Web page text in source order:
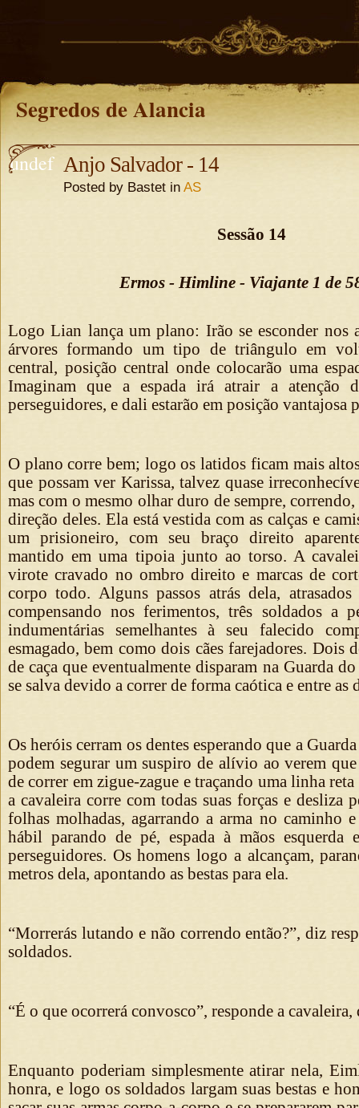
Segredos de Alancia
undef Anjo Salvador - 14
Posted by Bastet in AS
Sessão 14
Ermos - Himline - Viajante 1 de
Logo Lian lança um plano: Irão se esconder nos
árvores formando um tipo de triângulo em
central, posição central onde colocarão uma
Imaginam que a espada irá atrair a atenção
perseguidores, e dali estarão em posição vantajosa
O plano corre bem; logo os latidos ficam mais
que possam ver Karissa, talvez quase
mas com o mesmo olhar duro de sempre,
direção deles. Ela está vestida com as calças e
um prisioneiro, com seu braço direito
mantido em uma tipoia junto ao torso. A
virote cravado no ombro direito e marcas de
corpo todo. Alguns passos atrás dela, atrasados
compensando nos ferimentos, três soldados a
indumentárias semelhantes à seu falecido
esmagado, bem como dois cães farejadores. Dois
de caça que eventualmente disparam na Guarda
se salva devido a correr de forma caótica e entre as
Os heróis cerram os dentes esperando que a
podem segurar um suspiro de alívio ao verem
de correr em zigue-zague e traçando uma linha reta
a cavaleira corre com todas suas forças e desliza
folhas molhadas, agarrando a arma no caminho
hábil parando de pé, espada à mãos esquerda
perseguidores. Os homens logo a alcançam,
metros dela, apontando as bestas para ela.
“Morrerás lutando e não correndo então?”, diz
soldados.
“É o que ocorrerá convosco”, responde a cavaleira,
Enquanto poderiam simplesmente atirar nela,
honra, e logo os soldados largam suas bestas e